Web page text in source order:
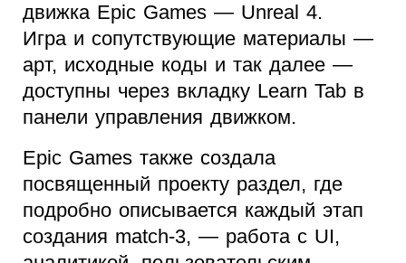
движка Epic Games — Unreal 4.
Игра и сопутствующие материалы —
арт, исходные коды и так далее —
доступны через вкладку Learn Tab в
панели управления движком.
Epic Games также создала
посвященный проекту раздел, где
подробно описывается каждый этап
создания match-3, — работа с UI,